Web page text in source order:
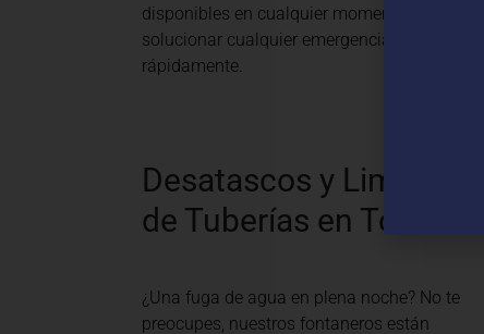
disponibles en cualquier momento para
solucionar cualquier emergencia
rápidamente.
Desatascos y Limpieza
de Tuberías en Toro
¿Una fuga de agua en plena noche? No te
preocupes, nuestros fontaneros están